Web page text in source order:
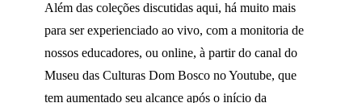
Além das coleções discutidas aqui, há muito mais
para ser experienciado ao vivo, com a monitoria de
nossos educadores, ou online, à partir do canal do
Museu das Culturas Dom Bosco no Youtube, que
tem aumentado seu alcance após o início da